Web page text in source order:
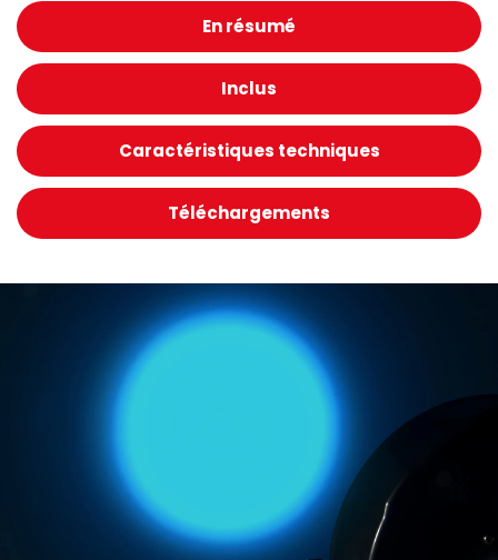
En résumé
Inclus
Caractéristiques techniques
Téléchargements